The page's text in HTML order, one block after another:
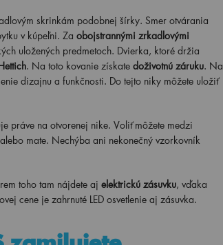
skrinkám podobnej šírky. Smer otvárania
v kúpeľni. Za obojstrannými zrkadlovými
uložených predmetoch. Dvierka, ktoré držia
. Na toto kovanie získate doživotnú záruku. Na
dizajnu a funkčnosti. Do tejto niky môžete uložiť
práve na otvorenej nike. Voliť môžete medzi
mate. Nechýba ani nekonečný vzorkovník
toho tam nájdete aj elektrickú zásuvku, vďaka
cene je zahrnuté LED osvetlenie aj zásuvka.